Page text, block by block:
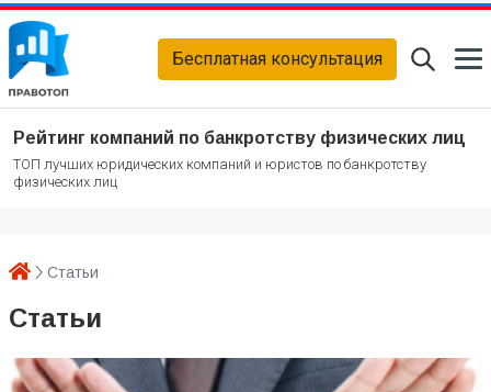
Бесплатная консультация
Рейтинг компаний по банкротству физических лиц
ТОП лучших юридических компаний и юристов по банкротству
физических лиц
Статьи
Статьи